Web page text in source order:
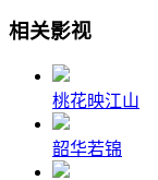
相关影视
桃花映江山
韶华若锦